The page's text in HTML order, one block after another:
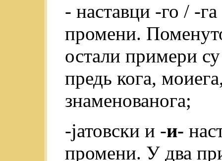
- наставци -го / -
промени.
остали примери
предь кога,
знаменованога;
-јатовски и -и-
промени. У два